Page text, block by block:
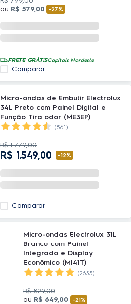
ou R$ 579,00 -27%
FRETE GRÁTISCapitais Nordeste
Comparar
Micro-ondas de Embutir Electrolux
34L Preto com Painel Digital e
Função Tira odor (ME3EP)
(561)
R$ 1.779,00
R$ 1.549,00 -12%
Comparar
Micro-ondas Electrolux 31L
Branco com Painel
Integrado e Display
Econômico (MI41T)
(2655)
R$ 829,00
ou R$ 649,00 -21%